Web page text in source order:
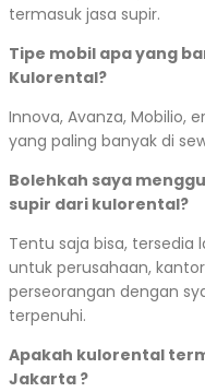
termasuk jasa supir.
Tipe mobil apa yang
Kulorental?
Innova, Avanza, Mobilio,
yang paling banyak di
Bolehkah saya
supir dari kulorental?
Tentu saja bisa, tersedia
untuk perusahaan,
perseorangan dengan
terpenuhi.
Apakah kulorental
Jakarta ?